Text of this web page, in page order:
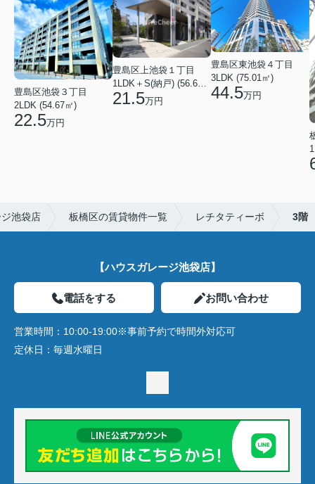
豊島区池袋３丁目
2LDK (54.67㎡)
22.5万円
豊島区上池袋１丁目
21.5万円
豊島区東池袋４丁目
3LDK (75.01㎡)
44.5万円
池袋店 板橋区の賃貸物件一覧 レチタティーボ 3階
【ハウスガレージ池袋店】
電話をする お問い合わせ
営業時間： 10:00-19:00※事前予約で時間外対応可
定休日： 毎週水曜日